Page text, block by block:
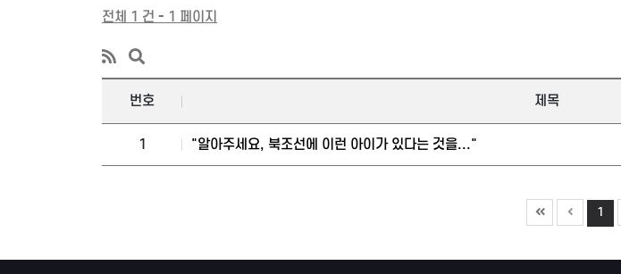
전체 1 건 - 1 페이지
번호 제목
1 "알아주세요, 북조선에 이런 아이가 있다는 것을..."
1